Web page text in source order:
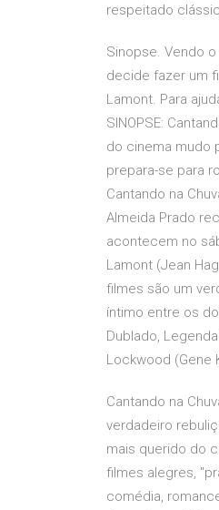
respeitado
Sinopse. Vendo
decide fazer um
Lamont. Para
SINOPSE:
do cinema mudo
prepara-se para
Cantando na
Almeida Prado
acontecem no
Lamont (Jean
filmes são um
íntimo entre os
Dublado,
Lockwood (Gene
Cantando na
verdadeiro
mais querido do
filmes alegres,
comédia,